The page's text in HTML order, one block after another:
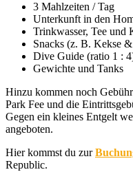
3 Mahlzeiten / Tag
Unterkunft in den
Trinkwasser, Tee und
Snacks (z. B. Kekse
Dive Guide (ratio 1 :
Gewichte und Tanks
Hinzu kommen noch
Park Fee und die
Gegen ein kleines Entgelt
angeboten.
Hier kommst du zur
Republic.